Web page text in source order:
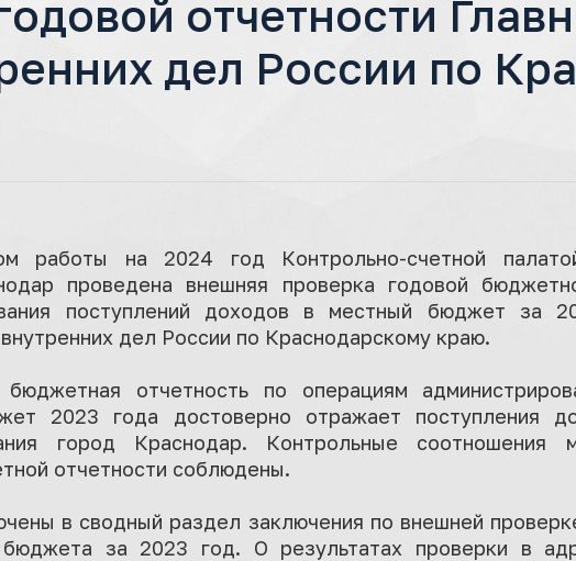
отчетности
дел России по
работы на 2024 год Контрольно-счетной палатой
проведена внешняя проверка годовой
поступлений доходов в местный бюджет за
дел России по Краснодарскому краю.
отчетность по операциям
2023 года достоверно отражает поступления
город Краснодар. Контрольные соотношения
отчетности соблюдены.
в сводный раздел заключения по внешней
за 2023 год. О результатах проверки в